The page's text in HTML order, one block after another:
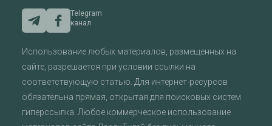
Telegram
канал
Использование любых материалов, размещенных на
сайте, разрешается при условии ссылки на
соответствующую статью. Для интернет-ресурсов
обязательна прямая, открытая для поисковых систем
гиперссылка. Любое коммерческое использование